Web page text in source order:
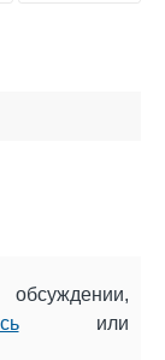
или